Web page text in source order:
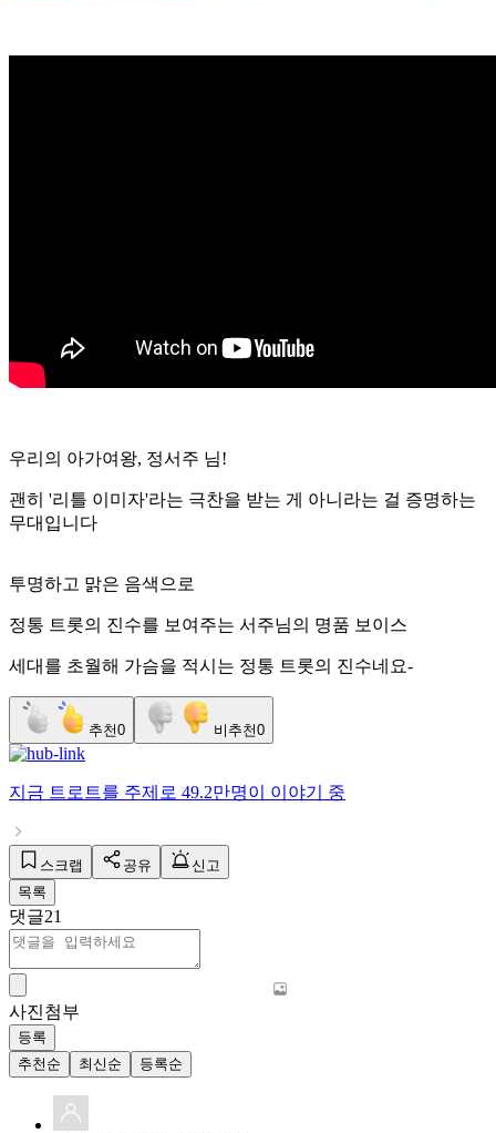
우리의 아가여왕, 정서주 님!
괜히 '리틀 이미자'라는 극찬을 받는 게 아니라는 걸 증명하는
무대입니다
투명하고 맑은 음색으로
정통 트롯의 진수를 보여주는 서주님의 명품 보이스
세대를 초월해 가슴을 적시는 정통 트롯의 진수네요-
추천0 비추천0
지금 트로트를 주제로 49.2만명이 이야기 중
스크랩 공유
신고
목록
댓글21
사진첨부
등록
추천순
최신순 등록순